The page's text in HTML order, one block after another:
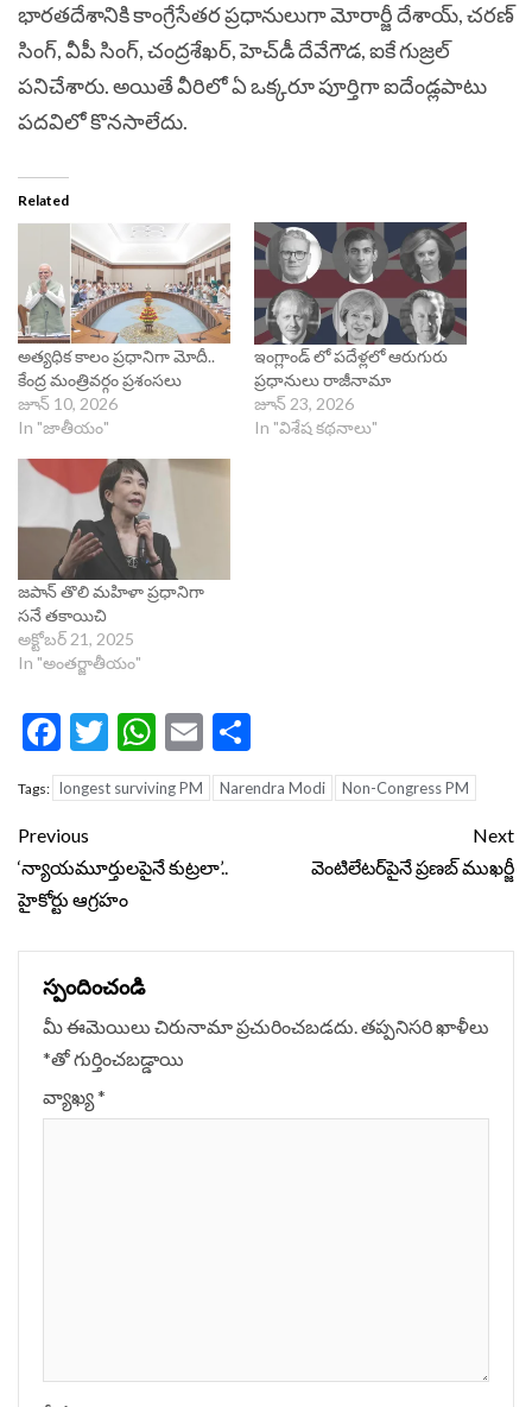
భార‌త‌దేశానికి కాంగ్రేసేత‌ర ప్ర‌ధానులుగా మోరార్జీ దేశాయ్‌, చ‌ర‌ణ్
సింగ్‌, వీపీ సింగ్‌, చంద్రశేఖ‌ర్‌, హెచ్‌డీ దేవేగౌడ‌, ఐకే గుజ్ర‌ల్
ప‌నిచేశారు. అయితే వీరిలో ఏ ఒక్క‌రూ పూర్తిగా ఐదేండ్ల‌పాటు
ప‌ద‌విలో కొన‌సాలేదు.
Related
అత్య‌ధిక కాలం ప్ర‌ధానిగా మోదీ..
కేంద్ర మంత్రివర్గం ప్రశంసలు
జూన్ 10, 2026
In "జాతీయం"
ఇంగ్లాండ్ లో పదేళ్లలో ఆరుగురు
ప్రధానులు రాజీనామా
జూన్ 23, 2026
In "విశేష కథనాలు"
జపాన్‌ తొలి మహిళా ప్రధానిగా
సనే తకాయిచి
అక్టోబర్ 21, 2025
In "అంతర్జాతీయం"
Facebook
Twitter
WhatsApp
Email
Tags: longest surviving PM Narendra Modi Non-Congress PM
Continue
Reading
Previous
‘న్యాయమూర్తులపైనే కుట్రలా’..
హైకోర్టు ఆగ్రహం
Next
వెంటిలేటర్‌పైనే ప్రణబ్ ముఖర్జీ
స్పందించండి
మీ ఈమెయిలు చిరునామా ప్రచురించబడదు.తప్పనిసరి ఖాళీలు
*‌తో గుర్తించబడ్డాయి
వ్యాఖ్య*